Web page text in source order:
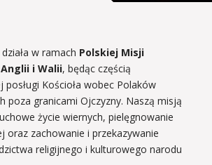
w ramach Polskiej Misji
i Walii, będąc częścią
posługi Kościoła wobec Polaków
poza granicami Ojczyzny. Naszą misją
życie wiernych, pielęgnowanie
oraz zachowanie i przekazywanie
religijnego i kulturowego narodu